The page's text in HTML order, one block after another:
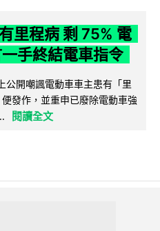
里程病 剩 75% 電
手終結電車指令
公開嘲諷電動車車主患有「里
發作，並重申已廢除電動車強
閱讀全文